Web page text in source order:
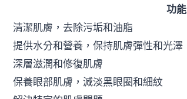
功能
清潔肌膚，去除污垢和油脂
提供水分和營養，保持肌膚彈性和光澤
深層滋潤和修復肌膚
保養眼部肌膚，減淡黑眼圈和細紋